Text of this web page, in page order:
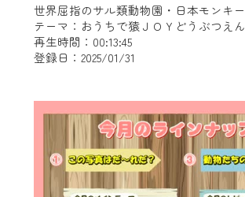
テーマ：おうちで猿ＪＯＹどうぶつえん
再生時間：00:13:45
登録日：2025/01/31